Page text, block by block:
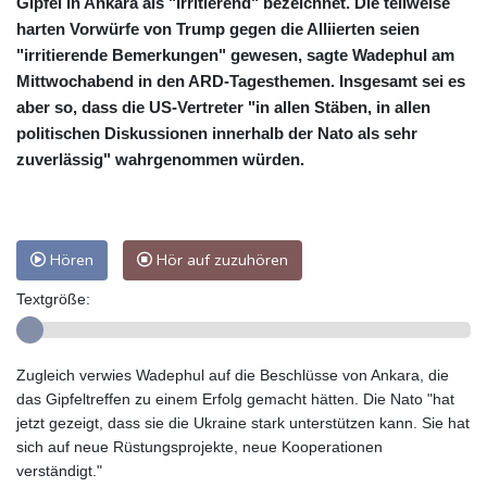
harten Vorwürfe von Trump gegen die Alliierten seien
"irritierende Bemerkungen" gewesen, sagte Wadephul am
Mittwochabend in den ARD-Tagesthemen. Insgesamt sei es
aber so, dass die US-Vertreter "in allen Stäben, in allen
politischen Diskussionen innerhalb der Nato als sehr
zuverlässig" wahrgenommen würden.
Hören Hör auf zuzuhören
Textgröße:
Zugleich verwies Wadephul auf die Beschlüsse von Ankara, die
das Gipfeltreffen zu einem Erfolg gemacht hätten. Die Nato "hat
jetzt gezeigt, dass sie die Ukraine stark unterstützen kann. Sie hat
sich auf neue Rüstungsprojekte, neue Kooperationen
verständigt."